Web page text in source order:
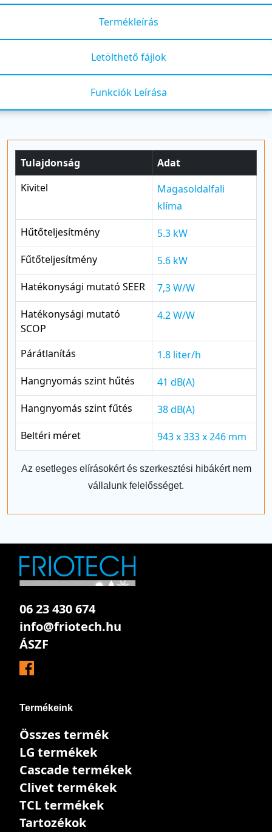
Termékleírás
Letölthető fájlok
Funkciók Leírása
Tulajdonság
Adat
Kivitel
Magasoldalfali
klíma
Hűtőteljesítmény
5.3 kW
Fűtőteljesítmény
5.6 kW
Hatékonysági mutató SEER
7,3 W/W
Hatékonysági mutató
SCOP
4.2 W/W
Párátlanítás
1.8 liter/h
Hangnyomás szint hűtés
41 dB(A)
Hangnyomás szint fűtés
38 dB(A)
Beltéri méret
943 x 333 x 246 mm
Az esetleges elírásokért és szerkesztési hibákért nem
vállalunk felelősséget.
06 23 430 674
info@friotech.hu
ÁSZF
Termékeink
Összes termék
LG termékek
Cascade termékek
Clivet termékek
TCL termékek
Tartozékok